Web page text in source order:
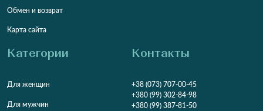
Обмен и возврат
Карта сайта
Категории
Для женщин
Для мужчин
Контакты
+38 (073) 707-00-45
+380 (99) 302-84-98
+380 (99) 387-81-50